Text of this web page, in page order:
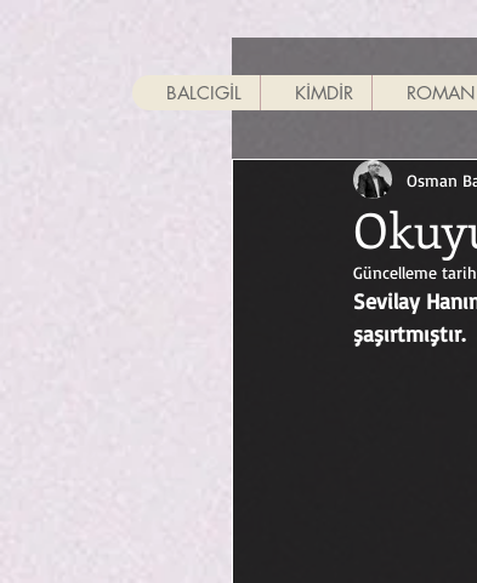
All Posts
Osman
Güncelleme
Sevilay
şaşırtmıştır.
BALCIGİL KİMDİR ROMAN